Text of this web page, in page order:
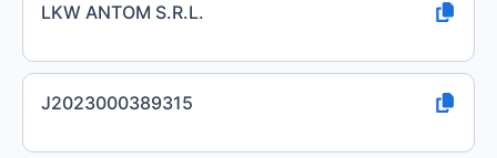
LKW ANTOM S.R.L.
J2023000389315